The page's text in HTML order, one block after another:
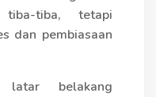
tiba, tetapi
dan pembiasaan
belakang